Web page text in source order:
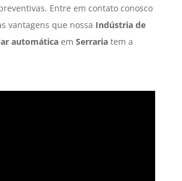
Entre em contato conosco
vantagens que nossa Indústria de
automáticaem Serrariatem a